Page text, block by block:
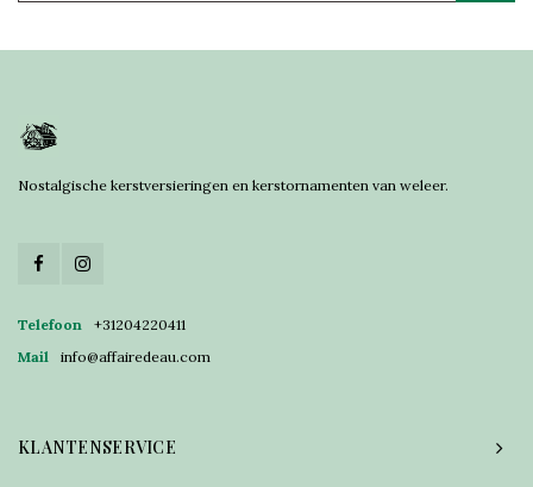
Nostalgische kerstversieringen en kerstornamenten van weleer.
Telefoon
+31204220411
Mail
info@affairedeau.com
KLANTENSERVICE